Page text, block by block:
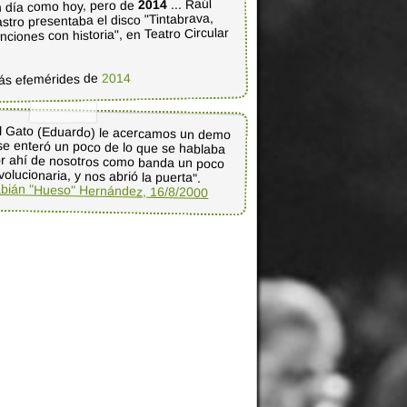
día como hoy, pero de2014 ... Raúl
presentaba el disco "Tintabrava,
con historia", en Teatro Circular
efemérides de 2014
Gato (Eduardo) le acercamos un demo
enteró un poco de lo que se hablaba
ahí de nosotros como banda un poco
y nos abrió la puerta".
"Hueso" Hernández, 16/8/2000